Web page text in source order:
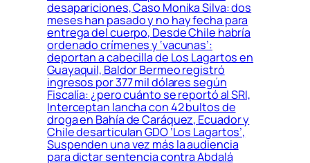
desapariciones, Caso Monika Silva: dos
meses han pasado y no hay fecha para
entrega del cuerpo, Desde Chile habría
ordenado crímenes y ‘vacunas’:
deportan a cabecilla de Los Lagartos en
Guayaquil, Baldor Bermeo registró
ingresos por 377 mil dólares según
Fiscalía: ¿pero cuánto se reportó al SRI,
Interceptan lancha con 42 bultos de
droga en Bahía de Caráquez, Ecuador y
Chile desarticulan GDO ‘Los Lagartos’,
Suspenden una vez más la audiencia
para dictar sentencia contra Abdalá